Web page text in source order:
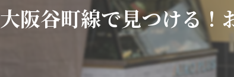
アラカルト
ドリンク
大阪谷町線で見つける！